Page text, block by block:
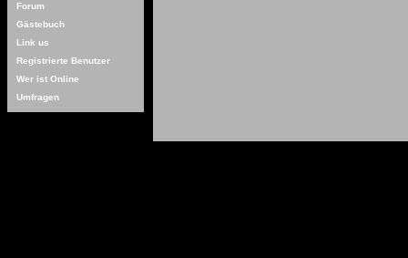
Forum
Gästebuch
Link us
Registrierte Benutzer
Wer ist Online
Umfragen